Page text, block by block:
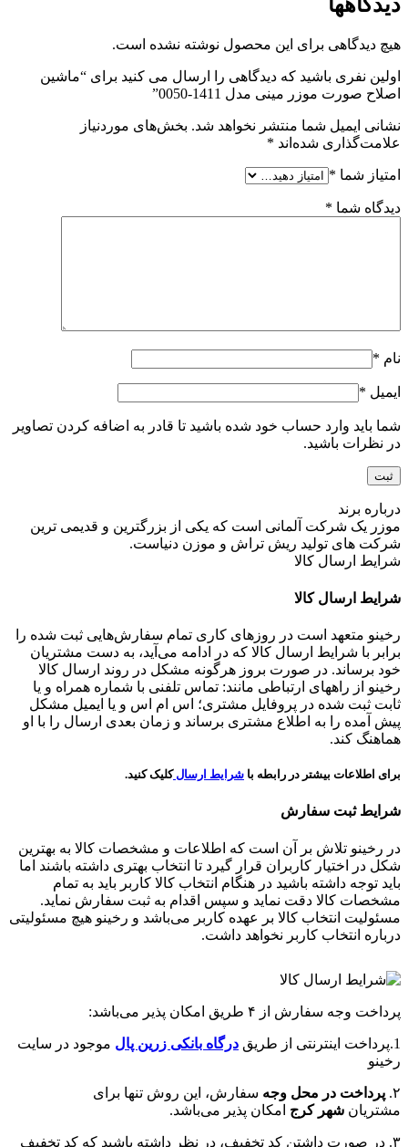
دیدگاهها
هیچ دیدگاهی برای این محصول نوشته نشده است.
اولین نفری باشید که دیدگاهی را ارسال می کنید برای “ماشین
اصلاح صورت موزر مینی مدل 1411-0050”
نشانی ایمیل شما منتشر نخواهد شد. بخش‌های موردنیاز
علامت‌گذاری شده‌اند *
امتیاز شما *
دیدگاه شما *
نام *
ایمیل *
شما باید وارد حساب خود شده باشید تا قادر به اضافه کردن تصاویر
در نظرات باشید.
درباره برند
موزر یک شرکت آلمانی است که یکی از بزرگترین و قدیمی ترین
شرکت های تولید ریش تراش و موزن دنیاست.
شرایط ارسال کالا
شرایط ارسال کالا
رخینو متعهد است در روزهای کاری تمام سفارش‌هایی ثبت شده را
برابر با شرایط ارسال کالا که در ادامه می‌آید، به دست مشتریان
خود برساند. در صورت بروز هرگونه مشکل در روند ارسال کالا
رخینو از راههای ارتباطی مانند: تماس تلفنی با شماره همراه و یا
ثابت ثبت شده در پروفایل مشتری؛ اس ام اس و یا ایمیل مشکل
پیش آمده را به اطلاع مشتری برساند و زمان بعدی ارسال را با او
هماهنگ کند.
برای اطلاعات بیشتر در رابطه با شرایط ارسال کلیک کنید.
شرایط ثبت سفارش
در رخینو تلاش بر آن است که اطلاعات و مشخصات کالا به بهترین
شکل در اختیار کاربران قرار گیرد تا انتخاب بهتری داشته باشند اما
باید توجه داشته باشید در هنگام انتخاب کالا کاربر باید به تمام
مشخصات کالا دقت نماید و سپس اقدام به ثبت سفارش نماید.
مسئولیت انتخاب کالا بر عهده کاربر می‌باشد و رخینو هیچ مسئولیتی
درباره انتخاب کاربر نخواهد داشت.
پرداخت وجه سفارش از ۴ طریق امکان پذیر می‌باشد:
1.پرداخت اینترنتی از طریق درگاه‌ بانکی زرین پال موجود در سایت
رخینو
۲. پرداخت در محل وجه سفارش، این روش تنها برای
مشتریان شهر کرج امکان پذیر می‌باشد.
۳. در صورت داشتن کد تخفیف، در نظر داشته باشید که کد تخفیف